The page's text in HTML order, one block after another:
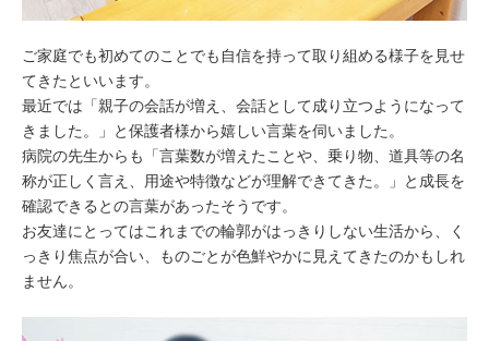
ご家庭でも初めてのことでも自信を持って取り組める様子を見せ
てきたといいます。
最近では「親子の会話が増え、会話として成り立つようになって
きました。」と保護者様から嬉しい言葉を伺いました。
病院の先生からも「言葉数が増えたことや、乗り物、道具等の名
称が正しく言え、用途や特徴などが理解できてきた。」と成長を
確認できるとの言葉があったそうです。
お友達にとってはこれまでの輪郭がはっきりしない生活から、く
っきり焦点が合い、ものごとが色鮮やかに見えてきたのかもしれ
ません。